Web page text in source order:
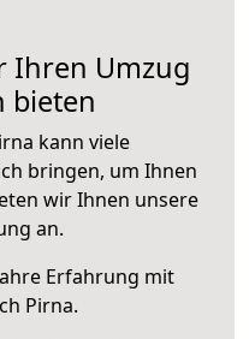
Ihren Umzug
bieten
kann viele
bringen, um Ihnen
wir Ihnen unsere
an.
Erfahrung mit
Pirna.